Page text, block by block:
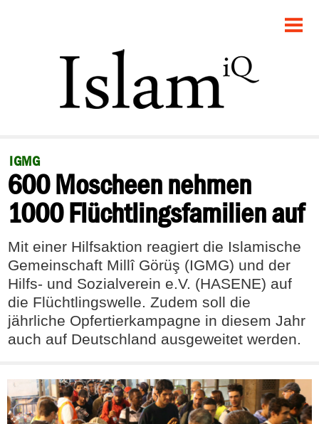
POLITIK
GESELLSCHAFT
RECHT
FEUILLETON
DEBATTE
IGMG
600 Moscheen nehmen
1000 Flüchtlingsfamilien auf
Mit einer Hilfsaktion reagiert die Islamische
Gemeinschaft Millî Görüş (IGMG) und der
Hilfs- und Sozialverein e.V. (HASENE) auf
die Flüchtlingswelle. Zudem soll die
jährliche Opfertierkampagne in diesem Jahr
auch auf Deutschland ausgeweitet werden.